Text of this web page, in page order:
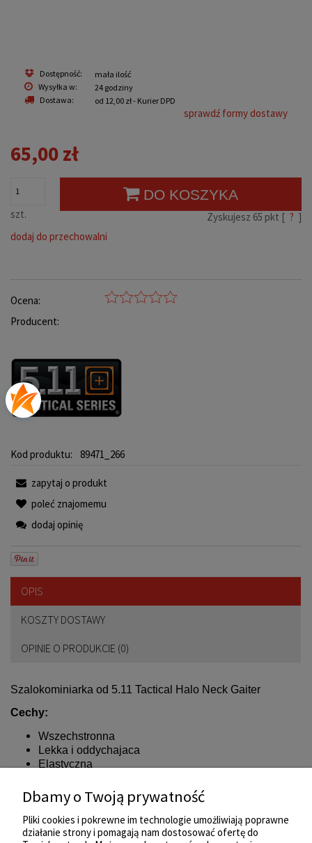
Dostępność:
mała ilość
Wysyłka w:
24 godziny
Dostawa:
od 12,00 zł- Kurier DPD
sprawdź formy dostawy
65,00 zł
szt.
DO KOSZYKA
Zyskujesz 65 pkt [ ? ]
dodaj do przechowalni
Ocena:
Producent:
Kod produktu: 89471_266
zapytaj o produkt
poleć znajomemu
dodaj opinię
OPIS
KOSZTY DOSTAWY
OPINIE O PRODUKCIE (0)
Szalokominiarka od 5.11 Tactical Halo Neck Gaiter
Cechy:
Wszechstronna
Lekka i oddychajaca
Elastyczna
Kolor:Stealth Black (266)
Dbamy o Twoją prywatność
Pliki cookies i pokrewne im technologie umożliwiają poprawne
działanie strony i pomagają nam dostosować ofertę do